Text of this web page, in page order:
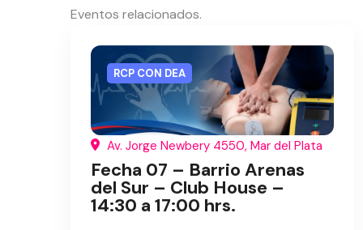
Eventos relacionados.
RCP CON DEA
Av. Jorge Newbery 4550, Mar del Plata
Fecha 07 – Barrio Arenas
del Sur – Club House –
14:30 a 17:00 hrs.